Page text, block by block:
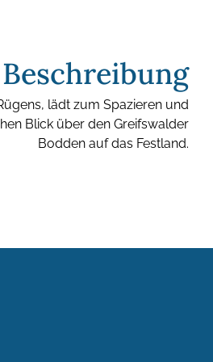
Beschreibung
lädt zum Spazieren und
Blick über den Greifswalder
Bodden auf das Festland.